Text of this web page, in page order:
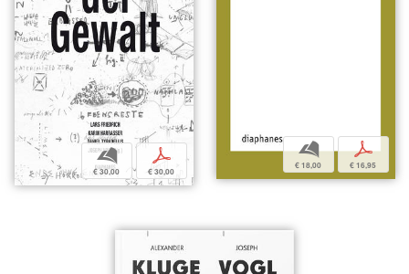
b
€ 30,00
p
€ 30,00
b
€ 18,00
p
€ 16,95